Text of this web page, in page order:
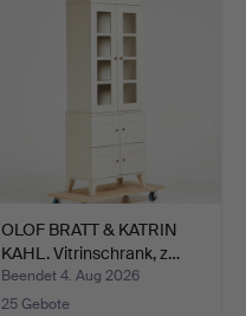
OLOF BRATT & KATRIN
KAHL. Vitrinschrank, z…
Beendet 4. Aug 2026
25 Gebote